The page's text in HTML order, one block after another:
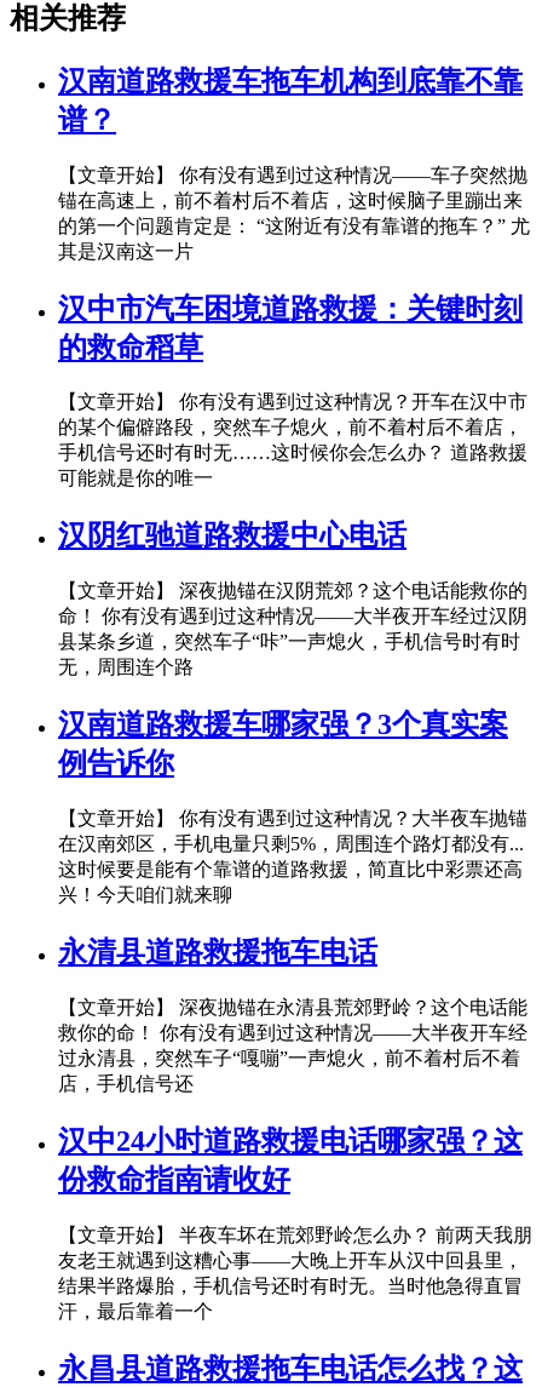
相关推荐
汉南道路救援车拖车机构到底靠不靠
谱？
【文章开始】 你有没有遇到过这种情况——车子突然抛
锚在高速上，前不着村后不着店，这时候脑子里蹦出来
的第一个问题肯定是： “这附近有没有靠谱的拖车？” 尤
其是汉南这一片
汉中市汽车困境道路救援：关键时刻
的救命稻草
【文章开始】 你有没有遇到过这种情况？开车在汉中市
的某个偏僻路段，突然车子熄火，前不着村后不着店，
手机信号还时有时无……这时候你会怎么办？ 道路救援
可能就是你的唯一
汉阴红驰道路救援中心电话
【文章开始】 深夜抛锚在汉阴荒郊？这个电话能救你的
命！ 你有没有遇到过这种情况——大半夜开车经过汉阴
县某条乡道，突然车子“咔”一声熄火，手机信号时有时
无，周围连个路
汉南道路救援车哪家强？3个真实案
例告诉你
【文章开始】 你有没有遇到过这种情况？大半夜车抛锚
在汉南郊区，手机电量只剩5%，周围连个路灯都没有...
这时候要是能有个靠谱的道路救援，简直比中彩票还高
兴！今天咱们就来聊
永清县道路救援拖车电话
【文章开始】 深夜抛锚在永清县荒郊野岭？这个电话能
救你的命！ 你有没有遇到过这种情况——大半夜开车经
过永清县，突然车子“嘎嘣”一声熄火，前不着村后不着
店，手机信号还
汉中24小时道路救援电话哪家强？这
份救命指南请收好
【文章开始】 半夜车坏在荒郊野岭怎么办？ 前两天我朋
友老王就遇到这糟心事——大晚上开车从汉中回县里，
结果半路爆胎，手机信号还时有时无。当时他急得直冒
汗，最后靠着一个
永昌县道路救援拖车电话怎么找？这